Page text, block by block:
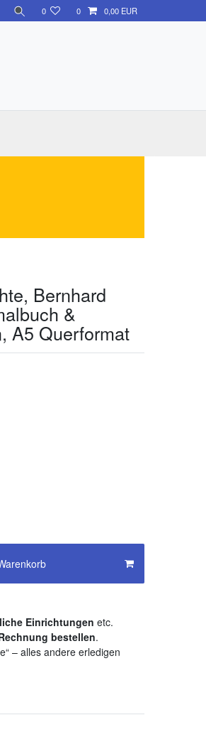
0 0 0,00 EUR
Bernhard
&
A5 Querformat
Einrichtungen etc.
bestellen.
– alles andere erledigen